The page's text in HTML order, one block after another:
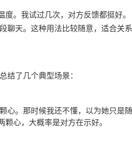
。我试过几次，对方反馈都挺好。
聊天。这种用法比较随意，适合关
结了几个典型场景：
心。那时候我还不懂，以为她只是
心，大概率是对方在示好。